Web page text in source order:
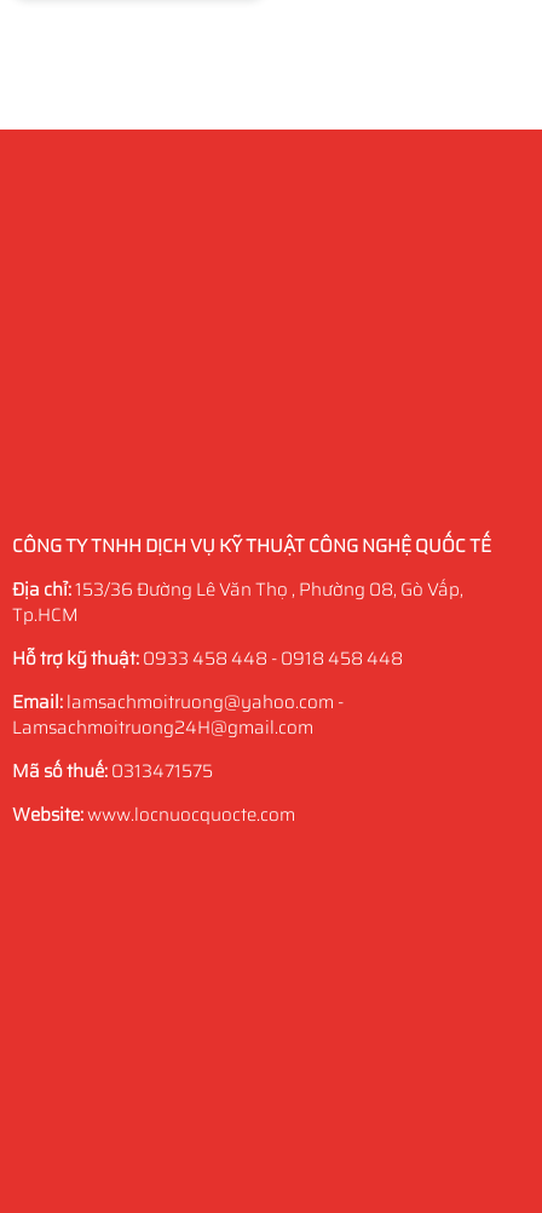
CÔNG TY TNHH DỊCH VỤ KỸ THUẬT CÔNG NGHỆ QUỐC TẾ
Địa chỉ:153/36 Đường Lê Văn Thọ , Phường 08, Gò Vấp,
Tp.HCM
Hỗ trợ kỹ thuật:0933 458 448 - 0918 458 448
Email:lamsachmoitruong@yahoo.com -
Lamsachmoitruong24H@gmail.com
Mã số thuế:0313471575
Website:www.locnuocquocte.com